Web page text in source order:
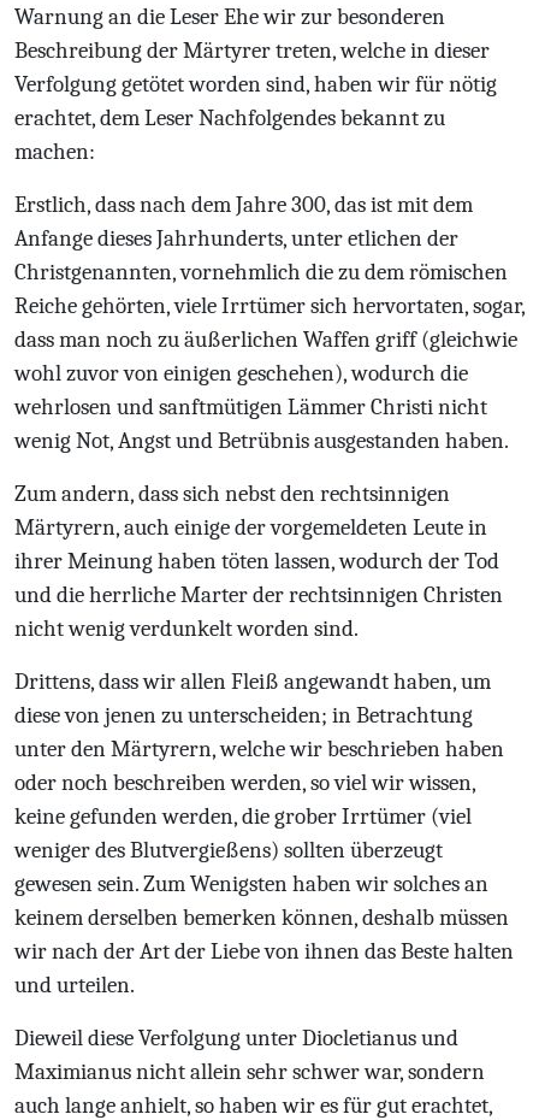
Warnung an die LeserEhe wir zur besonderen
Beschreibung der Märtyrer treten, welche in dieser
Verfolgung getötet worden sind, haben wir für nötig
erachtet, dem Leser Nachfolgendes bekannt zu
machen:
Erstlich, dass nach dem Jahre 300, das ist mit dem
Anfange dieses Jahrhunderts, unter etlichen der
Christgenannten, vornehmlich die zu dem römischen
Reiche gehörten, viele Irrtümer sich hervortaten, sogar,
dass man noch zu äußerlichen Waffen griff (gleichwie
wohl zuvor von einigen geschehen), wodurch die
wehrlosen und sanftmütigen Lämmer Christi nicht
wenig Not, Angst und Betrübnis ausgestanden haben.
Zum andern, dass sich nebst den rechtsinnigen
Märtyrern, auch einige der vorgemeldeten Leute in
ihrer Meinung haben töten lassen, wodurch der Tod
und die herrliche Marter der rechtsinnigen Christen
nicht wenig verdunkelt worden sind.
Drittens, dass wir allen Fleiß angewandt haben, um
diese von jenen zu unterscheiden; in Betrachtung
unter den Märtyrern, welche wir beschrieben haben
oder noch beschreiben werden, so viel wir wissen,
keine gefunden werden, die grober Irrtümer (viel
weniger des Blutvergießens) sollten überzeugt
gewesen sein. Zum Wenigsten haben wir solches an
keinem derselben bemerken können, deshalb müssen
wir nach der Art der Liebe von ihnen das Beste halten
und urteilen.
Dieweil diese Verfolgung unter Diocletianus und
Maximianus nicht allein sehr schwer war, sondern
auch lange anhielt, so haben wir es für gut erachtet,